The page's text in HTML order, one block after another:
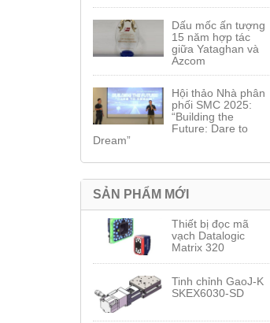
Dấu mốc ấn tượng
15 năm hợp tác
giữa Yataghan và
Azcom
Hội thảo Nhà phân
phối SMC 2025:
“Building the
Future: Dare to
Dream”
SẢN PHẨM MỚI
Thiết bị đọc mã
vạch Datalogic
Matrix 320
Tinh chỉnh GaoJ-K
SKEX6030-SD